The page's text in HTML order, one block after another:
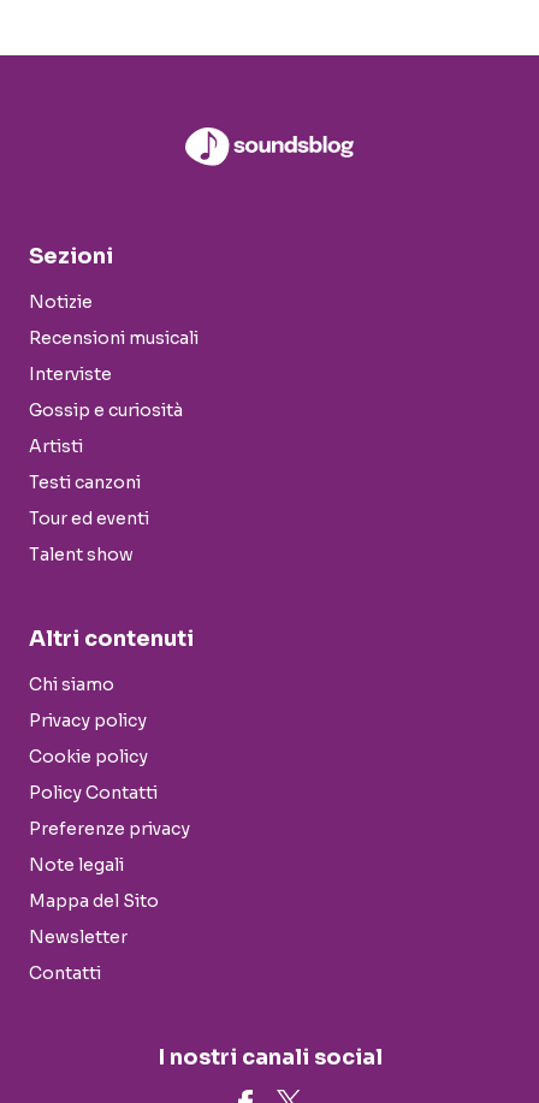
Sezioni
Notizie
Recensioni musicali
Interviste
Gossip e curiosità
Artisti
Testi canzoni
Tour ed eventi
Talent show
Altri contenuti
Chi siamo
Privacy policy
Cookie policy
Policy Contatti
Preferenze privacy
Note legali
Mappa del Sito
Newsletter
Contatti
I nostri canali social